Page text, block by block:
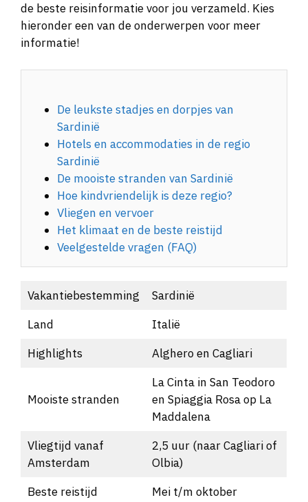
de beste reisinformatie voor jou verzameld. Kies
hieronder een van de onderwerpen voor meer
informatie!
De leukste stadjes en dorpjes van
Sardinië
Hotels en accommodaties in de regio
Sardinië
De mooiste stranden van Sardinië
Hoe kindvriendelijk is deze regio?
Vliegen en vervoer
Het klimaat en de beste reistijd
Veelgestelde vragen (FAQ)
Vakantiebestemming
Sardinië
Land
Italië
Highlights
Alghero en Cagliari
Mooiste stranden
La Cinta in San Teodoro
en Spiaggia Rosa op La
Maddalena
Vliegtijd vanaf
Amsterdam
2,5 uur (naar Cagliari of
Olbia)
Beste reistijd
Mei t/m oktober